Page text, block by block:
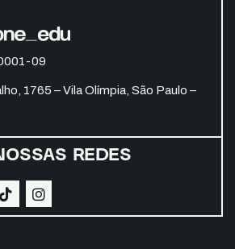
09
1765 – Vila Olímpia, São Paulo –
REDES